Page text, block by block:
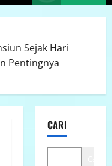
Sejak Hari
Pentingnya
CARI